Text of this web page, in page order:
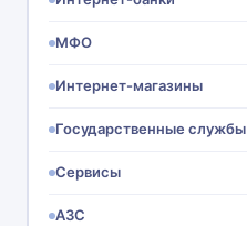
МФО
Интернет-магазины
Государственные службы
Сервисы
АЗС